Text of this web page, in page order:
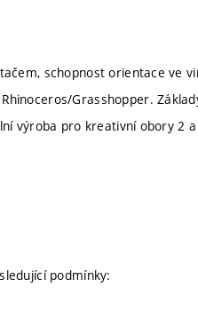
schopnost orientace ve
Grasshopper.
výroba pro kreativní obory 2
podmínky: